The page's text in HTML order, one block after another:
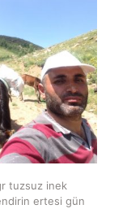
tuzsuz inek
ertesi gün